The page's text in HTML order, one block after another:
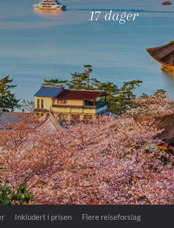
17 dager
Inkludert i prisen Flere reiseforslag